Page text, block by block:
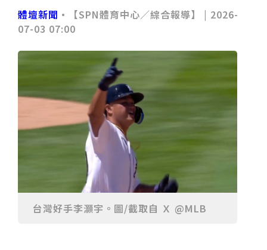
台中》中捷聯名VTuber活動告捷 首5日運量增24%周
邊營收破250萬
台中》看好綠美圖 大巨蛋商機！星享道攜手萬豪 打造
23名、全台醫學大學第3名
桃園市籌備115年全民運動會 體育局：預計9月前完成
重要前置作業
2026年金星最佳觀賞期將至 週五日落後仰角達全年最
高
台中》中山醫大響應「30+大學計畫」 推出餐飲經營與
高齡照護學分專班
三星伴月聯手金星近鬼宿星團 端午連假西方低空上演天
台中》端午節前勞累驚覺單側無力 攤商「亞急性腦出
血」醫籲三徵兆速就醫
台中》跨越萬里深耕20年 中山附醫協助吐瓦魯建置首
套急診檢傷系統
世足》姆巴佩梅開二度破隊史紀錄 法國3比1擊敗塞內
加爾奪世界盃開門紅
搶攻端午連假人潮 臺北天文館推銀河特展與免費劇場搶
台中》萬豐國小奪少棒全國冠軍 赴美參賽盼各界正視
蕭美琴視察帛琉Malakal島開發計畫 盼深化台帛水產與
婦人眼角冒水皰確診帶狀皰疹 臺中醫院跨科即時診治化
解失明與腦炎危機
參山處「梨山原民歌舞與工藝體驗」6月登場 結合永續
觀光推深度部落旅遊
台中》中央挹注逾8成！蔡其昌爭取4980萬 翻新清水五
體壇新聞 •【SPN體育中心／綜合報導】 | 2026-
07-03 07:00
台灣好手李灝宇。圖/截取自 Ｘ @MLB